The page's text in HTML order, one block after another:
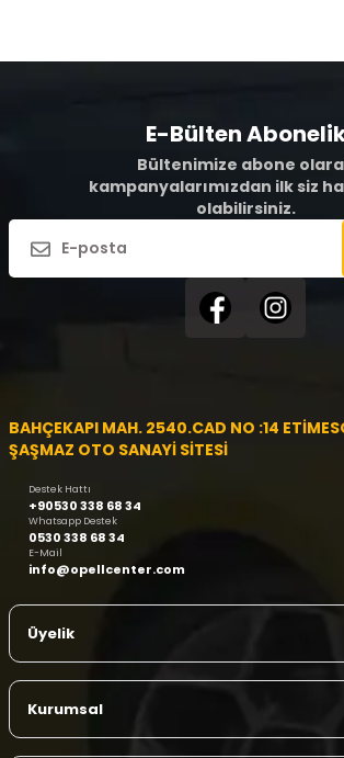
E-Bülten
Bültenimize abone
kampanyalarımızdan ilk siz
olabilirsiniz.
BAHÇEKAPI MAH. 2540.CAD NO :14
ŞAŞMAZ OTO SANAYİ SİTESİ
Destek Hattı
+90530 338 68 34
Whatsapp Destek
0530 338 68 34
E-Mail
info@opellcenter.com
Üyelik
Kurumsal